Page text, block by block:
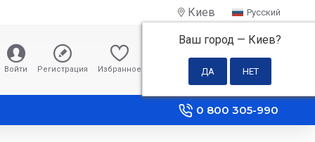
Киев
Ваш город — Киев?
Русский
Войти Регистрация Избранное
0 грн
0 800 305-990